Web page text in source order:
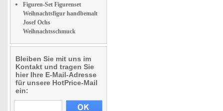
Figuren-Set Figurenset
Weihnachtsfigur handbemalt
Josef Ochs
Weihnachtsschmuck
Bleiben Sie mit uns im
Kontakt und tragen Sie
hier Ihre E-Mail-Adresse
für unsere HotPrice-Mail
ein: